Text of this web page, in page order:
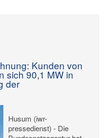
Kunden von
sich 90,1 MW in
der
Husum (iwr-
pressedienst) - Die